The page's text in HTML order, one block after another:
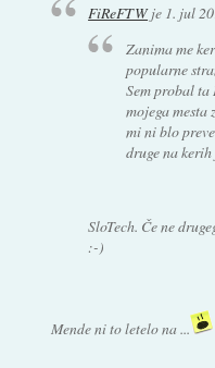
FiReFTWje 1. jul
Zanima me
popularne
Sem probal ta
mojega mesta
mi ni blo
druge na
SloTech. Če ne
:-)
Mende ni to letelo na ...